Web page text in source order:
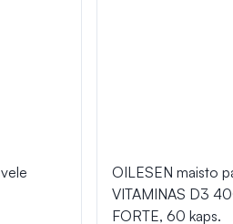
OILESEN maisto
VITAMINAS D3
FORTE, 60 kaps.